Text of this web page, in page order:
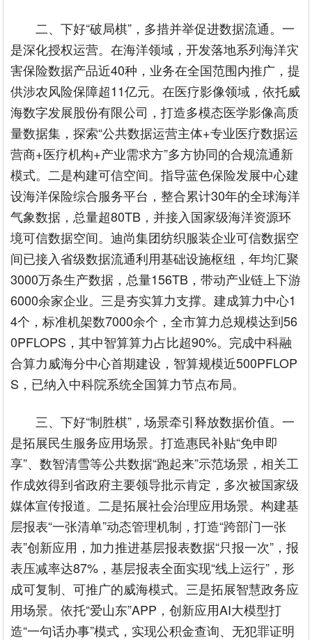
二、下好“破局棋”，多措并举促进数据流通。一
是深化授权运营。在海洋领域，开发落地系列海洋灾
害保险数据产品近40种，业务在全国范围内推广，提
供涉农风险保障超11亿元。在医疗影像领域，依托威
海数字发展股份有限公司，打造多模态医学影像高质
量数据集，探索“公共数据运营主体+专业医疗数据运
营商+医疗机构+产业需求方”多方协同的合规流通新
模式。二是构建可信空间。指导蓝色保险发展中心建
设海洋保险综合服务平台，整合累计30年的全球海洋
气象数据，总量超80TB，并接入国家级海洋资源环
境可信数据空间。迪尚集团纺织服装企业可信数据空
间已接入省级数据流通利用基础设施枢纽，年均汇聚
3000万条生产数据，总量156TB，带动产业链上下游
6000余家企业。三是夯实算力支撑。建成算力中心1
4个，标准机架数7000余个，全市算力总规模达到56
0PFLOPS，其中智算算力占比超90%。完成中科融
合算力威海分中心首期建设，智算规模近500PFLOP
S，已纳入中科院系统全国算力节点布局。
三、下好“制胜棋”，场景牵引释放数据价值。一
是拓展民生服务应用场景。打造惠民补贴“免申即
享”、数智清雪等公共数据“跑起来”示范场景，相关工
作成效得到省政府主要领导批示肯定，多次被国家级
媒体宣传报道。二是拓展社会治理应用场景。构建基
层报表“一张清单”动态管理机制，打造“跨部门一张
表”创新应用，加力推进基层报表数据“只报一次”，报
表压减率达87%，基层报表全面实现“线上运行”，形
成可复制、可推广的威海模式。三是拓展智慧政务应
用场景。依托“爱山东”APP，创新应用AI大模型打
造“一句话办事”模式，实现公积金查询、无犯罪证明